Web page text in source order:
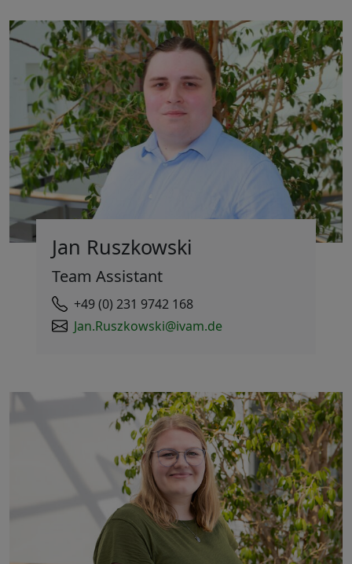
Jan Ruszkowski
Team Assistant
+49 (0) 231 9742 168
Jan.Ruszkowski@ivam.de